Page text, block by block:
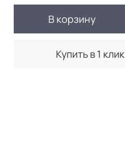
В корзину
Купить в 1 клик